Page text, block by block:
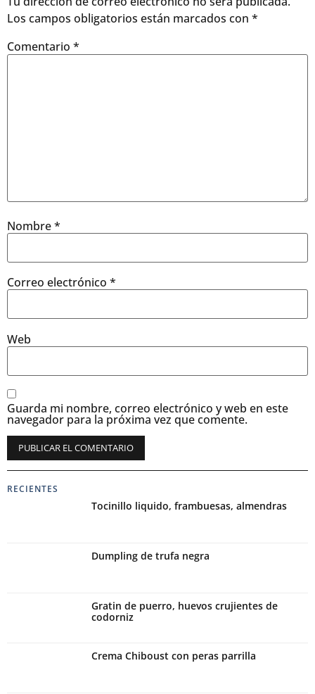
Los campos obligatorios están marcados con *
Comentario *
Nombre*
Correo electrónico *
Web
Guarda mi nombre, correo electrónico y web en este
navegador para la próxima vez que comente.
RECIENTES
Tocinillo liquido, frambuesas, almendras
Dumpling de trufa negra
Gratin de puerro, huevos crujientes de
codorniz
Crema Chiboust con peras parrilla